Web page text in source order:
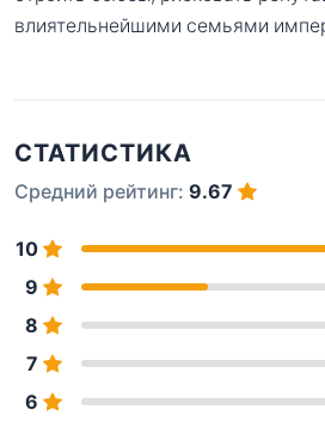
влиятельнейшими семьями
СТАТИСТИКА
Средний рейтинг: 9.67
10
9
8
7
6